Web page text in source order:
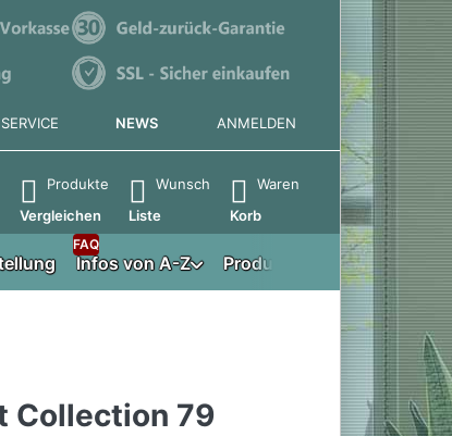
NEWS ANMELDEN
um alle Ergebnisse aufzurufen.
Produkte
Vergleichen
Wunsch
Liste
Waren
Korb
Infos von A-Z
FAQ
Produktberater
Collection 79